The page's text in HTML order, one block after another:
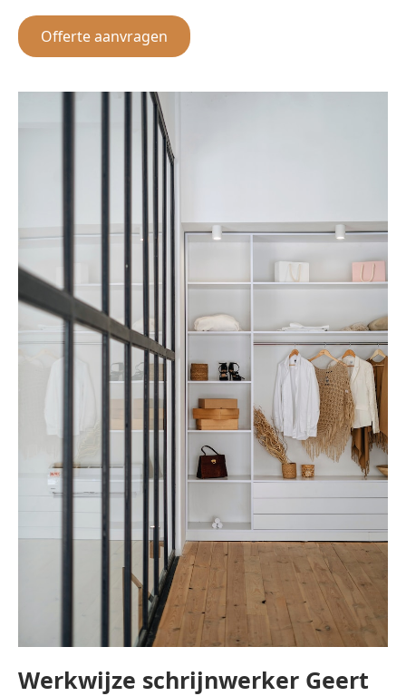
Offerte aanvragen
Werkwijze schrijnwerker Geert